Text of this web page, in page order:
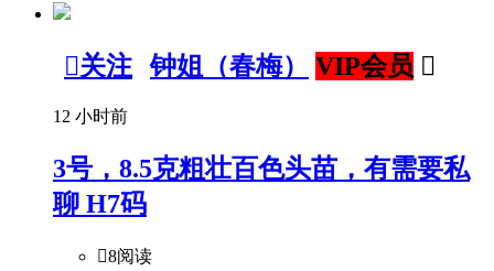
关注 钟姐（春梅） VIP会员 
12 小时前
3号，8.5克粗壮百色头苗，有需要私
聊 H7码
8阅读